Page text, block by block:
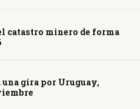
catastro minero de forma
gira por Uruguay,